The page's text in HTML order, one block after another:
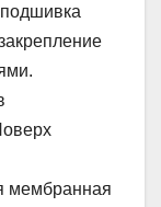
мембранная